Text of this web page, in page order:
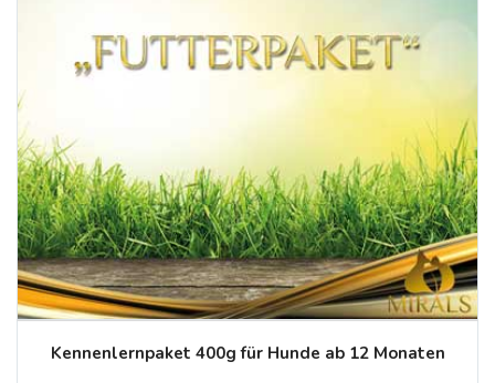
Kennenlernpaket 400g für Hunde ab 12 Monaten